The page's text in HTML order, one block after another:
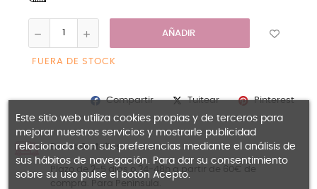
AÑADIR
FUERA DE STOCK
Compartir Tuitear Pinterest
Envíos Gratuítos
Plazo de 2-5 días o 24-48h a partir de 60€ de
compra. Para Península.
Este sitio web utiliza cookies propias y de terceros para
mejorar nuestros servicios y mostrarle publicidad
relacionada con sus preferencias mediante el análisis de
sus hábitos de navegación. Para dar su consentimiento
sobre su uso pulse el botón Acepto.